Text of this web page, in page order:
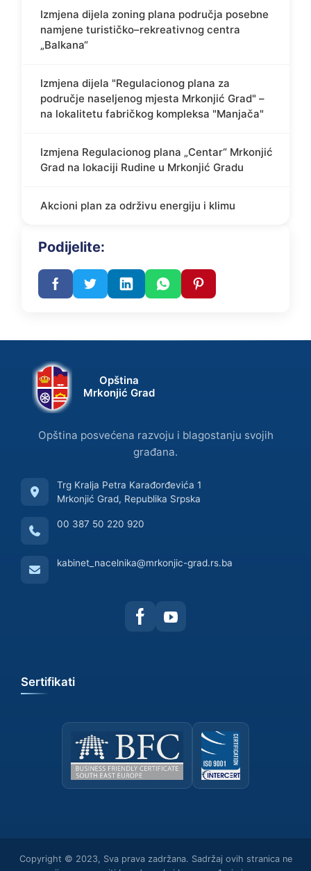
Izmjena dijela zoning plana područja posebne
namjene turističko–rekreativnog centra
„Balkana“
Izmjena dijela "Regulacionog plana za
područje naseljenog mjesta Mrkonjić Grad" –
na lokalitetu fabričkog kompleksa "Manjača"
Izmjena Regulacionog plana „Centar“ Mrkonjić
Grad na lokaciji Rudine u Mrkonjić Gradu
Akcioni plan za održivu energiju i klimu
Podijelite:
Opština
Mrkonjić Grad
Opština posvećena razvoju i blagostanju svojih
građana.
Trg Kralja Petra Karađorđevića 1
Mrkonjić Grad, Republika Srpska
00 387 50 220 920
kabinet_nacelnika@mrkonjic-grad.rs.ba
Sertifikati
Copyright © 2023, Sva prava zadržana. Sadržaj ovih stranica ne